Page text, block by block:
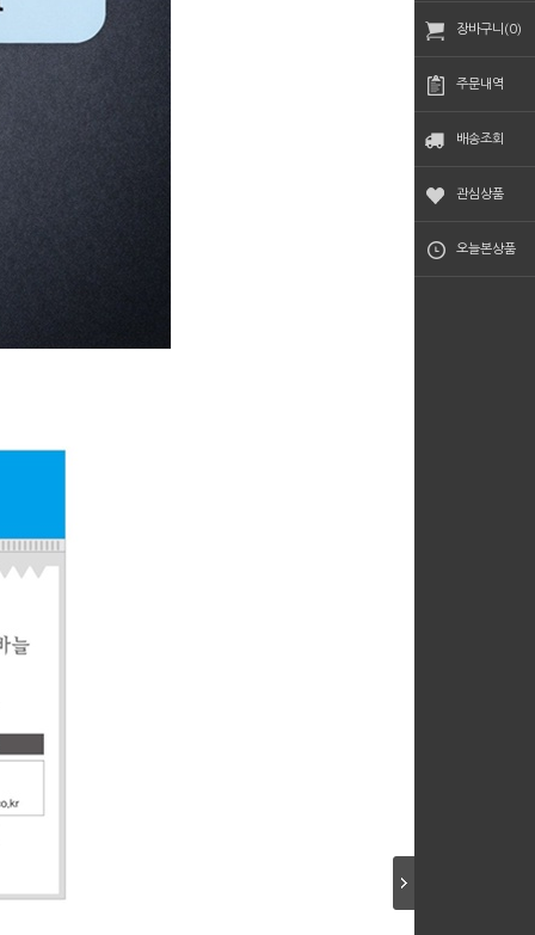
장바구니(0)
주문내역
배송조회
관심상품
오늘본상품